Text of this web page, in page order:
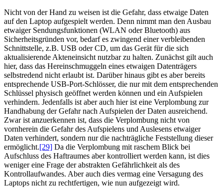
Nicht von der Hand zu weisen ist die Gefahr, dass etwaige Daten
auf den Laptop aufgespielt werden. Denn nimmt man den Ausbau
etwaiger Sendungsfunktionen (WLAN oder Bluetooth) aus
Sicherheitsgründen vor, bedarf es zwingend einer verbleibenden
Schnittstelle, z.B. USB oder CD, um das Gerät für die sich
aktualisierende Akteneinsicht nutzbar zu halten. Zunächst gilt auch
hier, dass das Hereinschmuggeln eines etwaigen Datenträgers
selbstredend nicht erlaubt ist. Darüber hinaus gibt es aber bereits
entsprechende USB-Port-Schlösser, die nur mit dem entsprechenden
Schlüssel physisch geöffnet werden können und ein Aufspielen
verhindern. Jedenfalls ist aber auch hier ist eine Verplombung zur
Handhabung der Gefahr nach Aufspielen der Daten ausreichend.
Zwar ist anzuerkennen ist, dass die Verplombung nicht von
vornherein die Gefahr des Aufspielens und Auslesens etwaiger
Daten verhindert, sondern nur die nachträgliche Feststellung dieser
ermöglicht.[29] Da die Verplombung mit raschem Blick bei
Aufschluss des Haftraumes aber kontrolliert werden kann, ist dies
weniger eine Frage der abstrakten Gefährlichkeit als des
Kontrollaufwandes. Aber auch dies vermag eine Versagung des
Laptops nicht zu rechtfertigen, wie nun aufgezeigt wird.